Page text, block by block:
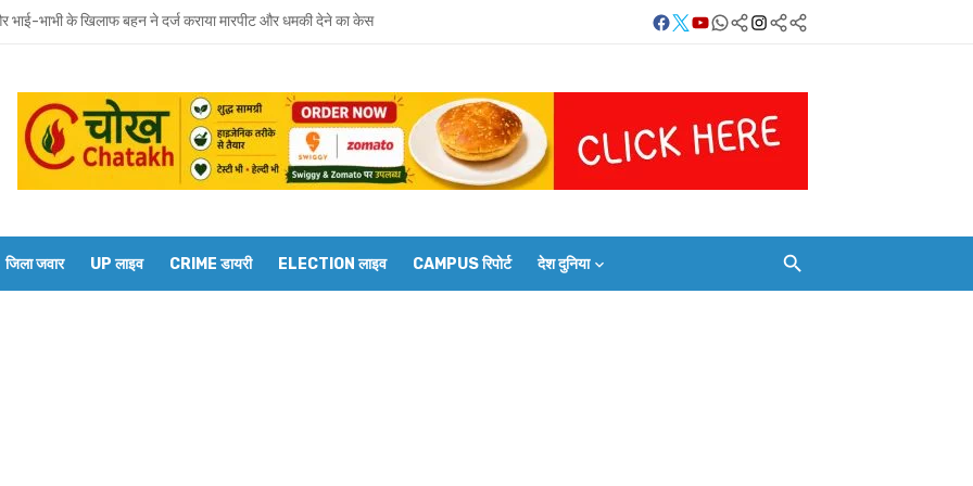
भाभी के खिलाफ बहन ने दर्ज कराया मारपीट और धमकी देने का केस
को होगा उमाशंकर सिंह का अंतिम संस्कार, दुकानें बंद कर व्यापारियों ने दी श्रद्धांजलि
विधानसभा से जुड़े थे उमाशंकर सिंह, पूरे सदन ने की थी जल्द स्वस्थ होने की कामना
भाई मानती थीं मायावती, राखी बांधने से लेकर परिवार को हिम्मत देने तक रहा खास रिश्ता
सिंह का निधन, मायावती ने जताया शोक
Facebook
Twitter
Youtube
Whatsapp
बलिया
लाइव
FOLLOW/JOIN
करें
Instagram
Telegram
जिला जवार UP लाइव CRIME डायरी ELECTION लाइव CAMPUS रिपोर्ट देश दुनिया